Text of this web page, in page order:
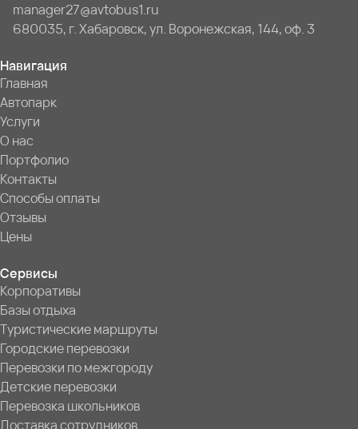
manager27@avtobus1.ru
680035, г. Хабаровск, ул. Воронежская, 144, оф. 3
Навигация
Главная
Автопарк
Услуги
О нас
Портфолио
Контакты
Способы оплаты
Отзывы
Цены
Сервисы
Корпоративы
Базы отдыха
Туристические маршруты
Городские перевозки
Перевозки по межгороду
Детские перевозки
Перевозка школьников
Доставка сотрудников